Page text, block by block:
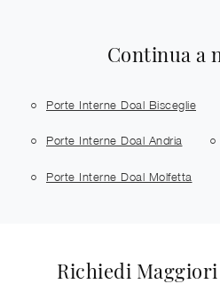
Continua a
Porte Interne Doal Bisceglie
Porte Interne Doal Andria
Porte Interne Doal Molfetta
Richiedi